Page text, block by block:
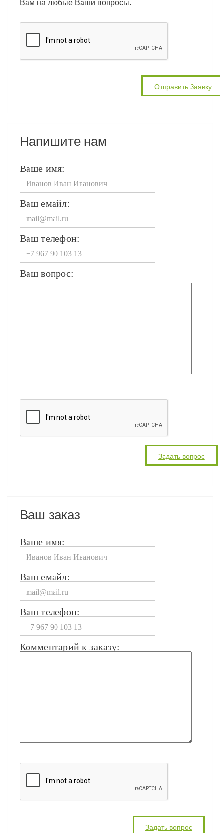
Вам на любые Ваши вопросы.
Напишите нам
Ваше имя:
Ваш емайл:
Ваш телефон:
Ваш вопрос:
Ваш заказ
Ваше имя:
Ваш емайл:
Ваш телефон:
Комментарий к заказу: